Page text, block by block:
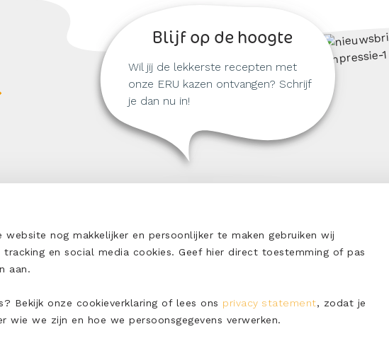
website nog makkelijker en persoonlijker te maken gebruiken wij
en social media cookies. Geef hier direct toestemming of pas
aan.
Bekijk onze cookieverklaring of lees ons privacy statement, zodat je
wie we zijn en hoe we persoonsgegevens verwerken.
Blijf op de hoogte
Wil jij de lekkerste recepten met
onze ERU kazen ontvangen? Schrijf
je dan nu in!